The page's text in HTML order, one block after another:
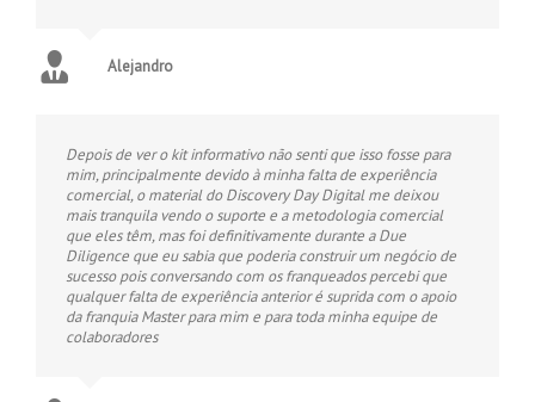
Alejandro
Depois de ver o kit informativo não senti que isso fosse para
mim, principalmente devido à minha falta de experiência
comercial, o material do Discovery Day Digital me deixou
mais tranquila vendo o suporte e a metodologia comercial
que eles têm, mas foi definitivamente durante a Due
Diligence que eu sabia que poderia construir um negócio de
sucesso pois conversando com os franqueados percebi que
qualquer falta de experiência anterior é suprida com o apoio
da franquia Master para mim e para toda minha equipe de
colaboradores